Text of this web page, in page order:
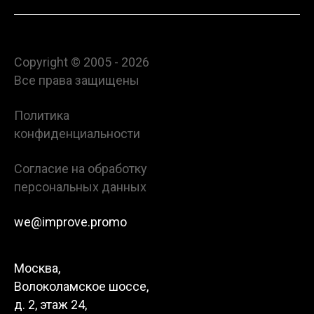
we@improve.promo
Москва,
Волоколамское шоссе,
д. 2, этаж 24,
Изготовление эксклюзива
Сквозная аналитика
Разработка и продвижение сайтов
Изготовление эксклюзива
Copyright © 2005 - 2026
Все права защищены
Политика
конфиденциальности
Согласие на обработку
персональных данных